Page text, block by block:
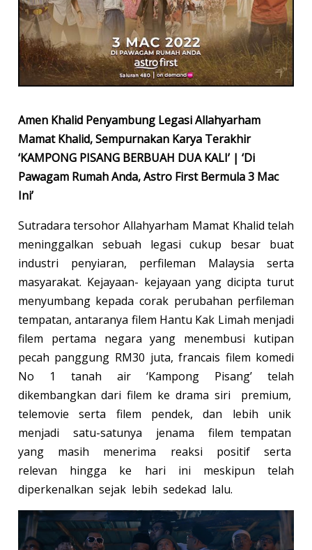
Amen Khalid Penyambung Legasi Allahyarham
Mamat Khalid, Sempurnakan Karya Terakhir
‘KAMPONG PISANG BERBUAH DUA KALI’ | ‘Di
Pawagam Rumah Anda, Astro First Bermula 3 Mac
Ini’
Sutradara tersohor Allahyarham Mamat Khalid telah
meninggalkan sebuah legasi cukup besar buat
industri penyiaran, perfileman Malaysia serta
masyarakat. Kejayaan- kejayaan yang dicipta turut
menyumbang kepada corak perubahan perfileman
tempatan, antaranya filem Hantu Kak Limah menjadi
filem pertama negara yang menembusi kutipan
pecah panggung RM30 juta, francais filem komedi
No 1 tanah air ‘Kampong Pisang’ telah
dikembangkan dari filem ke drama siri premium,
telemovie serta filem pendek, dan lebih unik
menjadi satu-satunya jenama filem tempatan
yang masih menerima reaksi positif serta
relevan hingga ke hari ini meskipun telah
diperkenalkan sejak lebih sedekad lalu.